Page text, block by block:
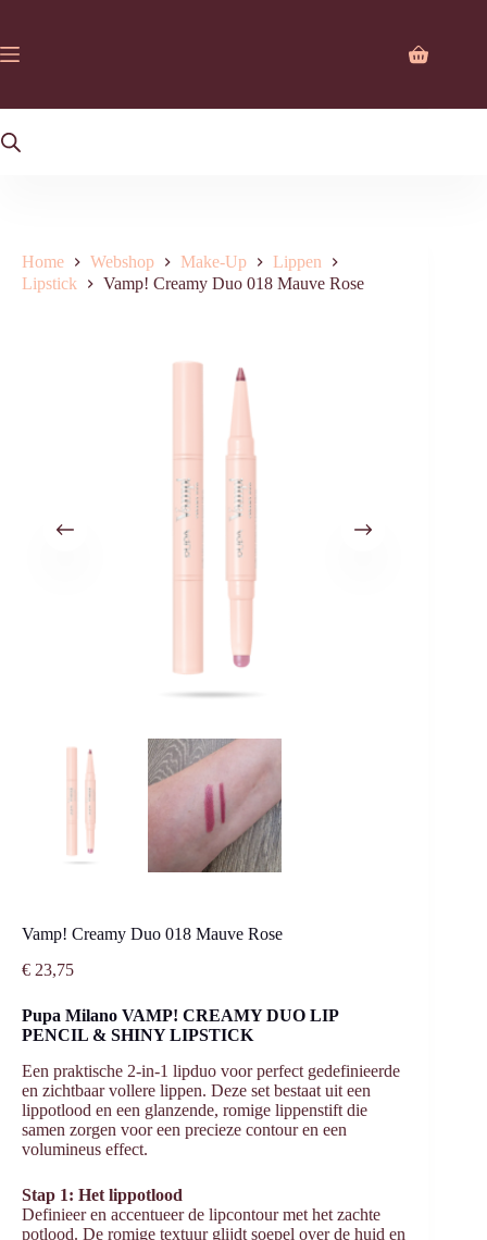
de
inhoud
Home Webshop Make-Up
Lippen
Lipstick
Vamp! Creamy Duo 018 Mauve Rose
Vamp! Creamy Duo 018 Mauve Rose
€ 23,75
Pupa Milano VAMP! CREAMY DUO LIP
PENCIL & SHINY LIPSTICK
Een praktische 2-in-1 lipduo voor perfect gedefinieerde
en zichtbaar vollere lippen. Deze set bestaat uit een
lippotlood en een glanzende, romige lippenstift die
samen zorgen voor een precieze contour en een
volumineus effect.
Stap 1: Het lippotlood
Definieer en accentueer de lipcontour met het zachte
potlood. De romige textuur glijdt soepel over de huid en